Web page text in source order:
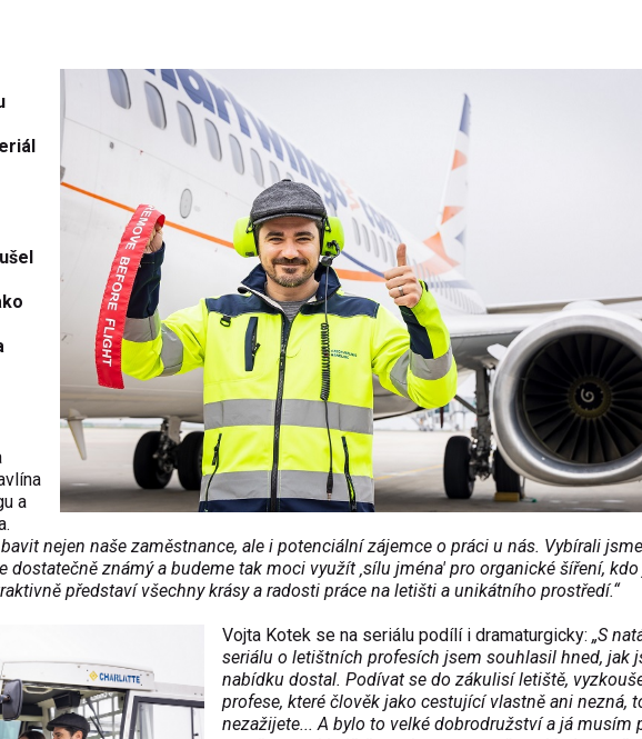
a
nejen naše zaměstnance, ale i potenciální zájemce o práci u nás. Vybírali
dostatečně známý a budeme tak moci využít ‚sílu jména' pro organické šíření,
představí všechny krásy a radosti práce na letišti a unikátního prostředí.“
Vojta Kotek se na seriálu podílí i dramaturgicky: „S
seriálu o letištních profesích jsem souhlasil hned, jak
nabídku dostal. Podívat se do zákulisí letiště,
profese, které člověk jako cestující vlastně ani nezná,
nezažijete... A bylo to velké dobrodružství a já musím